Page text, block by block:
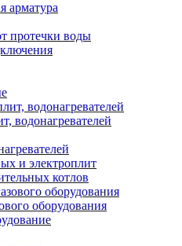
арматура
протечки воды
водонагревателей
и электроплит
котлов
оборудования